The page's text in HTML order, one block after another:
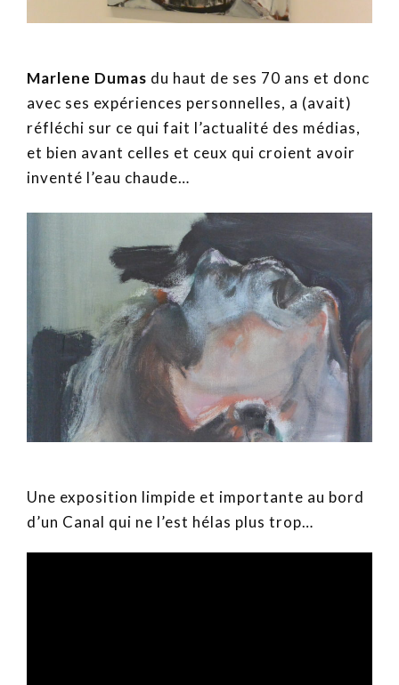
Marlene Dumas du haut de ses 70 ans et donc
avec ses expériences personnelles, a (avait)
réfléchi sur ce qui fait l’actualité des médias,
et bien avant celles et ceux qui croient avoir
inventé l’eau chaude…
Une exposition limpide et importante au bord
d’un Canal qui ne l’est hélas plus trop…